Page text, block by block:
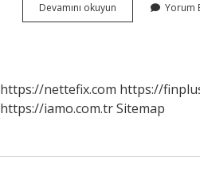
Devamını okuyun
Kahvaltıdan
Yorum
https://nettefix.com https://
https://iamo.com.trSitemap